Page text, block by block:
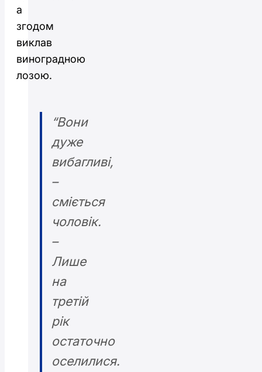
а
згодом
виклав
виноградною
лозою.
“Вони
дуже
вибагливі,
–
сміється
чоловік.
–
Лише
на
третій
рік
остаточно
оселилися.